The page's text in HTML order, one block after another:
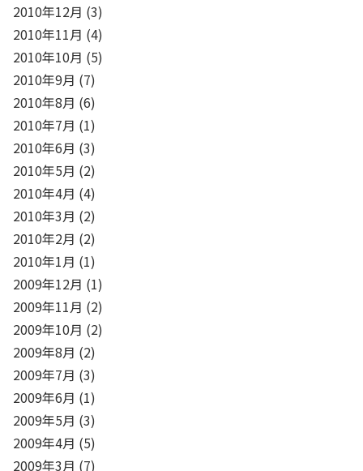
2010年12月 (3)
2010年11月 (4)
2010年10月 (5)
2010年9月 (7)
2010年8月 (6)
2010年7月 (1)
2010年6月 (3)
2010年5月 (2)
2010年4月 (4)
2010年3月 (2)
2010年2月 (2)
2010年1月 (1)
2009年12月 (1)
2009年11月 (2)
2009年10月 (2)
2009年8月 (2)
2009年7月 (3)
2009年6月 (1)
2009年5月 (3)
2009年4月 (5)
2009年3月 (7)